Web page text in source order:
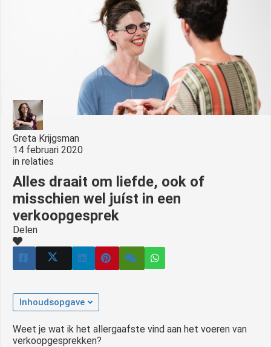
Greta Krijgsman
14 februari 2020
in relaties
Alles draait om liefde, ook of
misschien wel juíst in een
verkoopgesprek
Delen
Inhoudsopgave
Weet je wat ik het allergaafste vind aan het voeren van
verkoopgesprekken?